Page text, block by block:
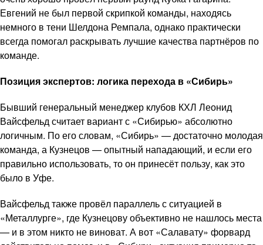
Евгений не был первой скрипкой команды, находясь
немного в тени Шелдона Ремпала, однако практически
всегда помогал раскрывать лучшие качества партнёров по
команде.
Позиция экспертов: логика перехода в «Сибирь»
Бывший генеральный менеджер клубов КХЛ Леонид
Вайсфельд считает вариант с «Сибирью» абсолютно
логичным. По его словам, «Сибирь» — достаточно молодая
команда, а Кузнецов — опытный нападающий, и если его
правильно использовать, то он принесёт пользу, как это
было в Уфе.
Вайсфельд также провёл параллель с ситуацией в
«Металлурге», где Кузнецову объективно не нашлось места
— и в этом никто не виноват. А вот «Салавату» форвард